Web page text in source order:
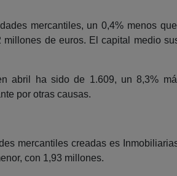
mercantiles, un 0,4% menos
de euros. El capital medio
abril ha sido de 1.609, un 8,3%
por otras causas.
mercantiles creadas es
con 1,93 millones.